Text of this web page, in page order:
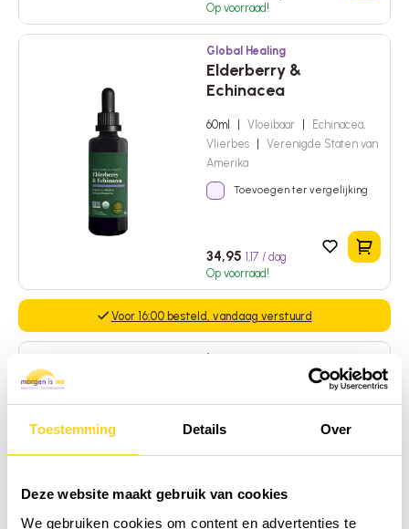
Toestemming Details Over
Deze website maakt gebruik van cookies
We gebruiken cookies om content en advertenties te
Op voorraad!
Global Healing
Elderberry &
Echinacea
60ml | Vloeibaar |
Echinacea,
Vlierbes | Verenigde Staten van
Amerika
Toevoegen ter vergelijking
34,95 1,17 / dag
Op voorraad!
In het
Voor 16:00 besteld, vandaag verstuurd
Laveen
Weerstand Drops
Vitamine C, Zink, Rozenbottel